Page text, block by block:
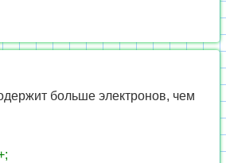
больше электронов, чем